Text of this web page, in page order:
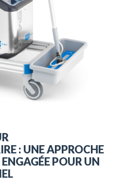
: UNE APPROCHE
POUR UN